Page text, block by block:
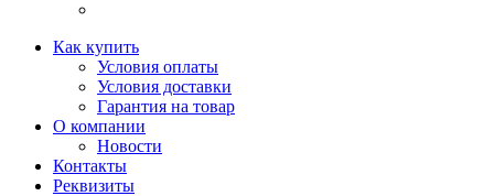
Как купить
Условия оплаты
Условия доставки
Гарантия на товар
О компании
Новости
Контакты
Реквизиты